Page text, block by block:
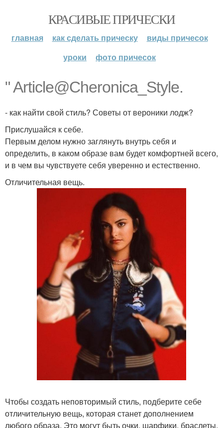
КРАСИВЫЕ ПРИЧЕСКИ
главная как сделать прическу
виды причесок
уроки
фото причесок
" Article@Cheronica_Style.
- как найти свой стиль? Советы от вероники лодж?
Прислушайся к себе.
Первым делом нужно заглянуть внутрь себя и
определить, в каком образе вам будет комфортней всего,
и в чем вы чувствуете себя уверенно и естественно.
Отличительная вещь.
Чтобы создать неповторимый стиль, подберите себе
отличительную вещь, которая станет дополнением
любого образа. Это могут быть очки, шарфики, браслеты,